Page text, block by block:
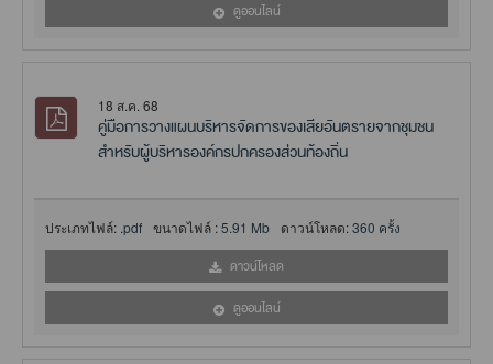
ดูออนไลน์
18 ส.ค. 68
คู่มือการวางแผนบริหารจัดการของเสียอันตรายจากชุมชน
สำหรับผู้บริหารองค์กรปกครองส่วนท้องถิ่น
ประเภทไฟล์: .pdf ขนาดไฟล์ :5.91 Mb ดาวน์โหลด:360 ครั้ง
ดาวน์โหลด
ดูออนไลน์